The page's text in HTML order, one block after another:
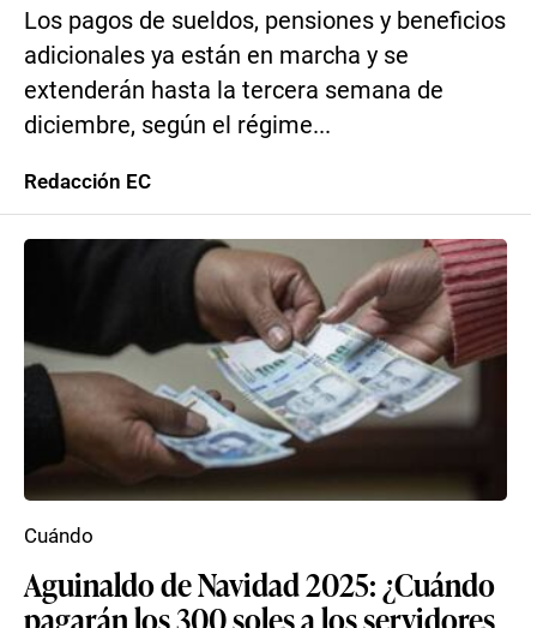
Los pagos de sueldos, pensiones y beneficios
adicionales ya están en marcha y se
extenderán hasta la tercera semana de
diciembre, según el régime...
Redacción EC
Aguinaldo de Navidad 2025: ¿Cuándo
pagarán los 300 soles a los servidores
Cuándo